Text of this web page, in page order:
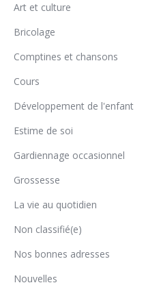
Art et culture
Bricolage
Comptines et chansons
Cours
Développement de l'enfant
Estime de soi
Gardiennage occasionnel
Grossesse
La vie au quotidien
Non classifié(e)
Nos bonnes adresses
Nouvelles